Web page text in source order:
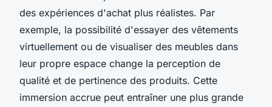
des expériences d'achat plus réalistes. Par
exemple, la possibilité d'essayer des vêtements
virtuellement ou de visualiser des meubles dans
leur propre espace change la perception de
qualité et de pertinence des produits. Cette
immersion accrue peut entraîner une plus grande